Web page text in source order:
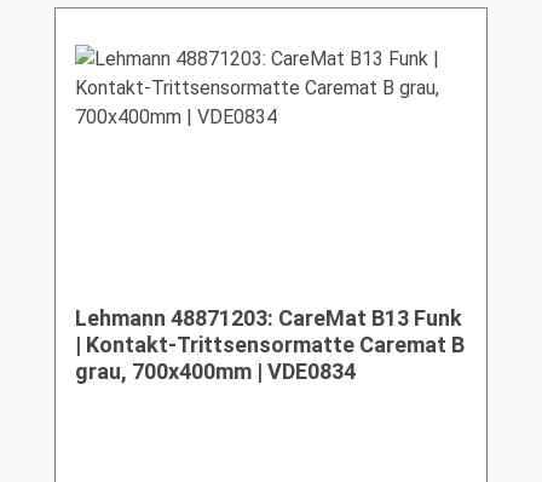
Lehmann 48871203: CareMat B13 Funk
| Kontakt-Trittsensormatte Caremat B
grau, 700x400mm | VDE0834